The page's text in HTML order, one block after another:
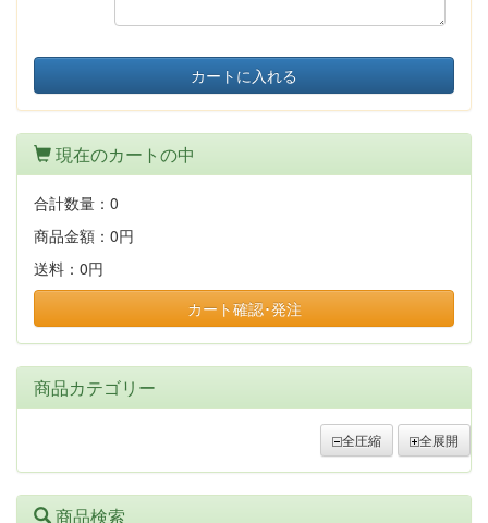
カートに入れる
現在のカートの中
合計数量： 0
商品金額： 0円
送料： 0円
カート確認･発注
商品カテゴリー
全圧縮 全展開
商品検索